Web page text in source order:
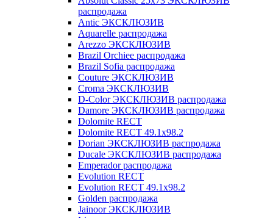
распродажа
Antic ЭКСКЛЮЗИВ
Aquarelle распродажа
Arezzo ЭКСКЛЮЗИВ
Brazil Orchiee распродажа
Brazil Sofia распродажа
Couture ЭКСКЛЮЗИВ
Croma ЭКСКЛЮЗИВ
D-Color ЭКСКЛЮЗИВ распродажа
Damore ЭКСКЛЮЗИВ распродажа
Dolomite RECT
Dolomite RECT 49.1x98.2
Dorian ЭКСКЛЮЗИВ распродажа
Ducale ЭКСКЛЮЗИВ распродажа
Emperador распродажа
Evolution RECT
Evolution RECT 49.1x98.2
Golden распродажа
Jainoor ЭКСКЛЮЗИВ